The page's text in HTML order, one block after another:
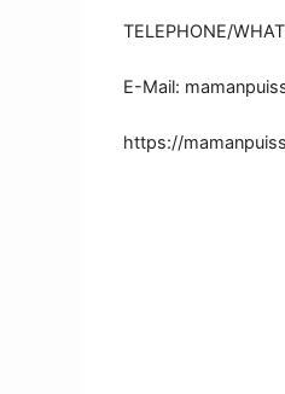
TELEPHONE/
E-Mail:
https://